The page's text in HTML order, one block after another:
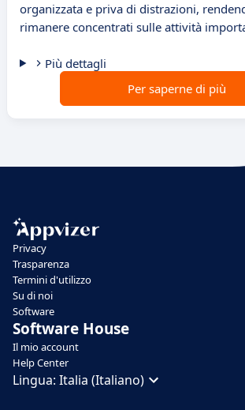
organizzata e priva di distrazioni,
rimanere concentrati sulle attività
Più dettagli
Per saperne di più
Privacy
Trasparenza
Termini d'utilizzo
Su di noi
Software
Software House
Il mio account
Help Center
Lingua: Italia (Italiano)